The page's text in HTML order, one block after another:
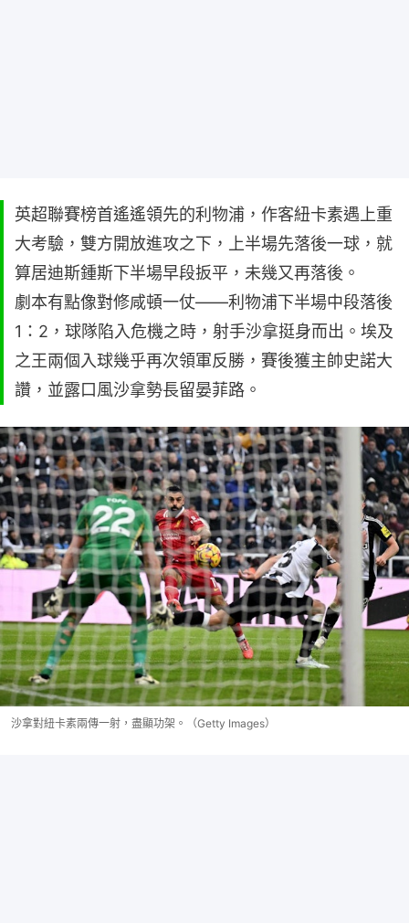
英超聯賽榜首遙遙領先的利物浦，作客紐卡素遇上重
大考驗，雙方開放進攻之下，上半場先落後一球，就
算居迪斯鍾斯下半場早段扳平，未幾又再落後。
劇本有點像對修咸頓一仗——利物浦下半場中段落後
1：2，球隊陷入危機之時，射手沙拿挺身而出。埃及
之王兩個入球幾乎再次領軍反勝，賽後獲主帥史諾大
讚，並露口風沙拿勢長留晏菲路。
沙拿對紐卡素兩傳一射，盡顯功架。（Getty Images）